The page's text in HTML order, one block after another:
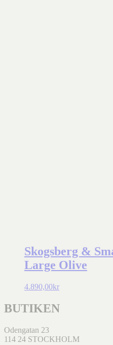
Skogsberg &
Large Olive
4.890,00kr
BUTIKEN
Odengatan 23
114 24 STOCKHOLM